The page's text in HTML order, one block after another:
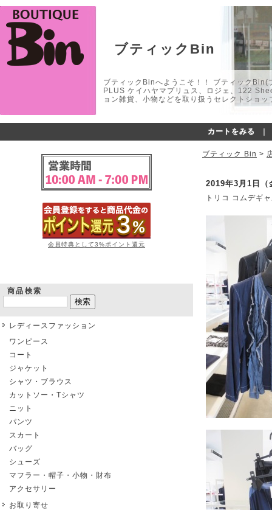
ブティックBin
ブティックBinへようこそ！！ ブティック
PLUS ケイハヤマプリュス、ロジェ、122
ョン雑貨、小物などを取り扱うセレクトショ
カートをみる
会員特典として3%ポイント還元
商品検索
レディースファッション
ワンピース
コート
ジャケット
シャツ・ブラウス
カットソー・Tシャツ
ニット
パンツ
スカート
バッグ
シューズ
マフラー・帽子・小物・財布
アクセサリー
お取り寄せ
ブティック Bin >
2019年3月1日（
トリコ コムデギ